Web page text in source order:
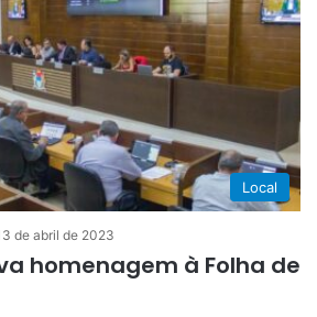
Local
de abril de 2023
homenagem à Folha de